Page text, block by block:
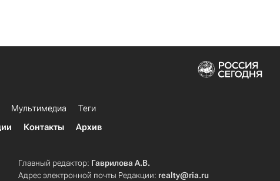
Мультимедиа
Теги
Контакты Архив
Главный редактор: Гаврилова А.В.
Адрес электронной почты Редакции: realty@ria.ru